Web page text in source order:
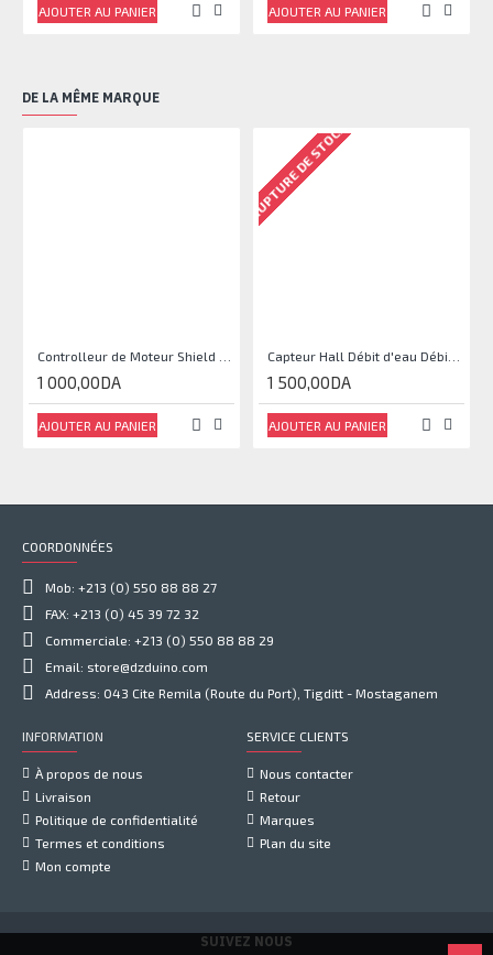
AJOUTER AU PANIER AJOUTER AU PANIER
DE LA MÊME MARQUE
1 000,00DA
AJOUTER AU PANIER
RUPTURE DE STOCK
1 500,00DA
AJOUTER AU PANIER
COORDONNÉES
Mob: +213 (0) 550 88 88 27
FAX: +213 (0) 45 39 72 32
Commerciale: +213 (0) 550 88 88 29
Email: store@dzduino.com
Address: 043 Cite Remila (Route du Port), Tigditt - Mostaganem
INFORMATION
À propos de nous
Livraison
Politique de confidentialité
Termes et conditions
Mon compte
SERVICE CLIENTS
Nous contacter
Retour
Marques
Plan du site
SUIVEZ NOUS